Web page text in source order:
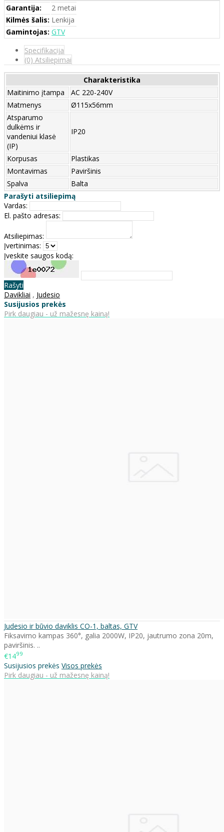
Garantija:
2 metai
Kilmės šalis: Lenkija
Gamintojas: GTV
Specifikacija
(0) Atsiliepimai
Charakteristika
Maitinimo įtampa
AC 220-240V
Matmenys
Ø115x56mm
Atsparumo
dulkėms ir
vandeniui klasė
(IP)
IP20
Korpusas
Plastikas
Montavimas
Paviršinis
Spalva
Balta
Parašyti atsiliepimą
Vardas:
El. pašto adresas:
Atsiliepimas:
Įvertinimas:
Įveskite saugos kodą:
Rašyti
Davikliai , Judesio
Susijusios prekės
Pirk daugiau - už mažesnę kainą!
Judesio ir būvio daviklis CO-1, baltas, GTV
Fiksavimo kampas 360°, galia 2000W, IP20, jautrumo zona 20m,
paviršinis. ..
€1499
Susijusios prekės Visos prekės
Pirk daugiau - už mažesnę kainą!